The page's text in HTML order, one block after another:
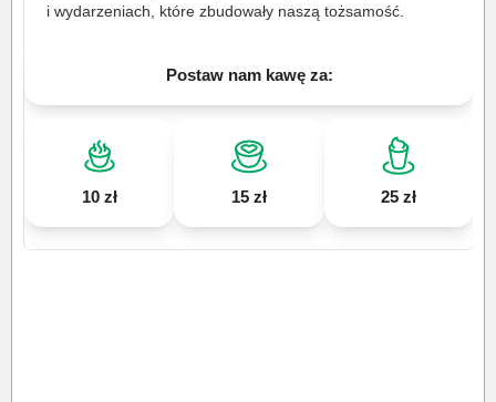
i wydarzeniach, które zbudowały naszą tożsamość.
Postaw nam kawę za:
10 zł 15 zł 25 zł